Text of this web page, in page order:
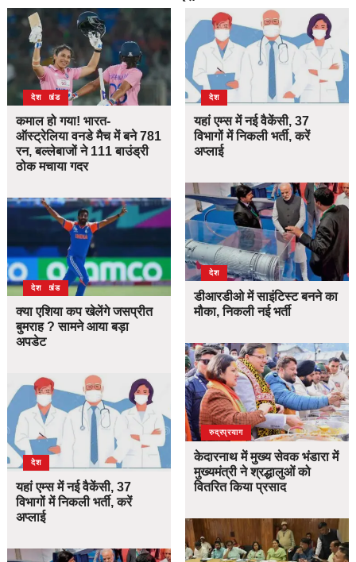
उत्तराखंड
देश
कमाल हो गया! भारत-
ऑस्ट्रेलिया वनडे मैच में बने 781
रन, बल्लेबाजों ने 111 बाउंड्री
ठोक मचाया गदर
उत्तराखंड
देश
क्या एशिया कप खेलेंगे जसप्रीत
बुमराह ? सामने आया बड़ा
अपडेट
देश
यहां एम्स में नई वैकेंसी, 37
विभागों में निकली भर्ती, करें
अप्लाई
देश
यहां एम्स में नई वैकेंसी, 37
विभागों में निकली भर्ती, करें
अप्लाई
देश
डीआरडीओ में साइंटिस्ट बनने का
मौका, निकली नई भर्ती
उत्तराखंड
देश
रुद्रप्रयाग
केदारनाथ में मुख्य सेवक भंडारा में
मुख्यमंत्री ने श्रद्धालुओं को
वितरित किया प्रसाद